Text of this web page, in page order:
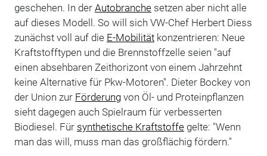
geschehen. In der Autobranchesetzen aber nicht alle
auf dieses Modell. So will sich VW-Chef Herbert Diess
zunächst voll auf die E-Mobilitätkonzentrieren: Neue
Kraftstofftypen und die Brennstoffzelle seien "auf
einen absehbaren Zeithorizont von einem Jahrzehnt
keine Alternative für Pkw-Motoren". Dieter Bockey von
der Union zur Förderungvon Öl- und Proteinpflanzen
sieht dagegen auch Spielraum für verbesserten
Biodiesel. Für synthetische Kraftstoffegelte: "Wenn
man das will, muss man das großflächig fördern."